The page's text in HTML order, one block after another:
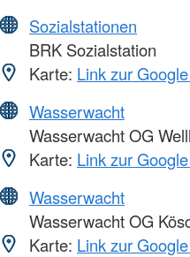
Sozialstationen
BRK Sozialstation
Karte: Link zur
Wasserwacht
Wasserwacht OG
Karte: Link zur
Wasserwacht
Wasserwacht OG
Karte: Link zur